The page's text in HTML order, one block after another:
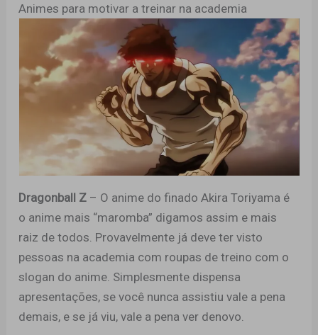
Animes para motivar a treinar na academia
Dragonball Z – O anime do finado Akira Toriyama é
o anime mais “maromba” digamos assim e mais
raiz de todos. Provavelmente já deve ter visto
pessoas na academia com roupas de treino com o
slogan do anime. Simplesmente dispensa
apresentações, se você nunca assistiu vale a pena
demais, e se já viu, vale a pena ver denovo.